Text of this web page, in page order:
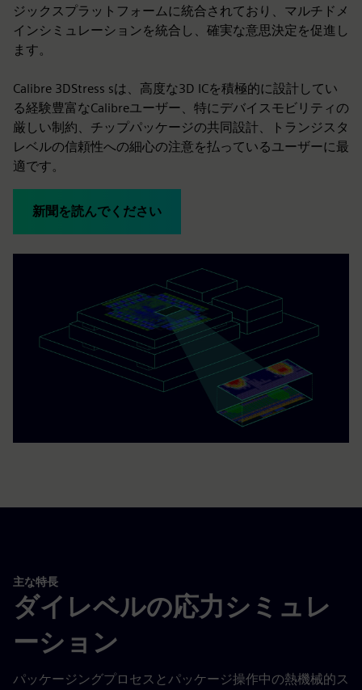
ジックスプラットフォームに統合されており、マルチドメ
インシミュレーションを統合し、確実な意思決定を促進し
ます。
Calibre 3DStress sは、高度な3D ICを積極的に設計してい
る経験豊富なCalibreユーザー、特にデバイスモビリティの
厳しい制約、チップパッケージの共同設計、トランジスタ
レベルの信頼性への細心の注意を払っているユーザーに最
適です。
新聞を読んでください
主な特長
ダイレベルの応力シミュレ
ーション
パッケージングプロセスとパッケージ操作中の熱機械的ス